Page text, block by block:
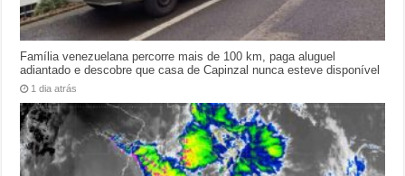
Família venezuelana percorre mais de 100 km, paga aluguel
adiantado e descobre que casa de Capinzal nunca esteve disponível
1 dia atrás